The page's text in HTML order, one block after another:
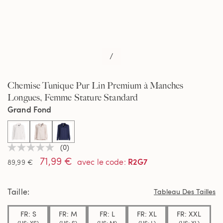
/
Chemise Tunique Pur Lin Premium à Manches
Longues, Femme Stature Standard
Aucune
valeur
de
sur
même
page.
(0)
89,99 €
71,99 € avec le code: R2G7
Grand Fond
selected
Taille Tableau Des Tailles
FR: S FR: M FR: L FR: XL FR: XXL